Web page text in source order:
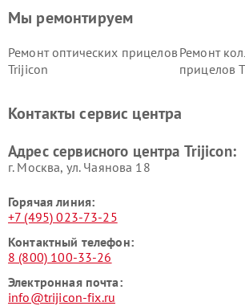
Мы ремонтируем
Ремонт оптических прицелов
Trijicon
Ремонт
прицелов
Контакты сервис центра
Адрес сервисного центра Trijicon:
г. Москва, ул. Чаянова 18
Горячая линия:
+7 (495) 023-73-25
Контактный телефон:
8 (800) 100-33-26
Электронная почта:
info@trijicon-fix.ru